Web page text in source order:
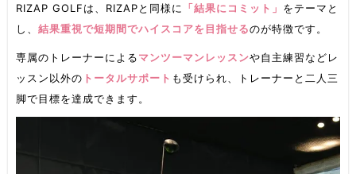
RIZAP GOLFは、RIZAPと同様に 「結果にコミット」 をテーマと
し、 結果重視で短期間でハイスコアを目指せるのが特徴です。
専属のトレーナーによるマンツーマンレッスンや自主練習などレ
ッスン以外の トータルサポート も受けられ、トレーナーと二人三
脚で目標を達成できます。